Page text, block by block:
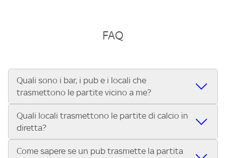
FAQ
Quali sono i bar, i pub e i locali che
trasmettono le partite vicino a me?
Se cerchi un bar, pub, ristorante o locale vicino a te per
vedere le partite di Serie A ENILIVE, la Serie C Sky Wifi, la
UEFA Champions League, la UEFA Europa League, la UEFA
Conference League, il Tennis, la Formula 1®, la MotoGP™ e
Quali locali trasmettono le partite di calcio in
diretta?
Vuoi sapere quali bar, pub o ristoranti mostrano le partite
Come sapere se un pub trasmette la partita